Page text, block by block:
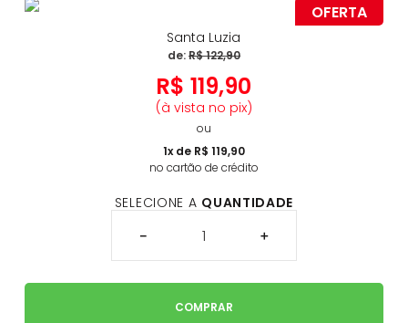
OFERTA
Santa Luzia
de:R$122,90
R$ 119,90
(à vista no pix)
ou
1x de R$ 119,90
no cartão de crédito
SELECIONE A QUANTIDADE
＋
－
COMPRAR